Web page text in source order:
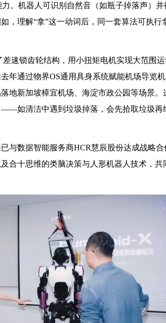
。机器人可识别自然音（如瓶子掉落声）并
理解“拿”这一动词后，同一套算法可执行
速锁齿轮结构，用小扭矩电机实现大范围
年通过物界OS通用具身系统赋能机场导览
地新加坡樟宜机场、海淀市政公园等场景。
如清洁中遇到垃圾掉落，会先拾取垃圾再
与数据智能服务商HCR慧辰股份达成战略
合十思维的类脑决策与人形机器人技术，共